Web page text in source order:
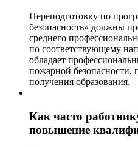
Переподготовку по
безопасность» должны
среднего
по соответствующему
обладает
пожарной безопасности,
получения образования.
Как часто
повышение